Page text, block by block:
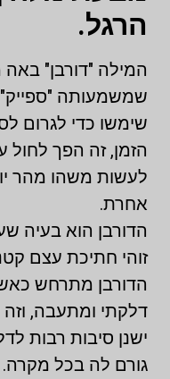
הרגל.
המילה "דורבן"
שמשמעותה
שימשו כדי לגרום
הזמן, זה הפך
לעשות משהו מהר
אחרת.
הדורבן הוא בעיה
זוהי חתיכת עצם
דלקתי ומתעבה, וזה
ישנן סיבות רבות
גורם לה בכל מקרה.